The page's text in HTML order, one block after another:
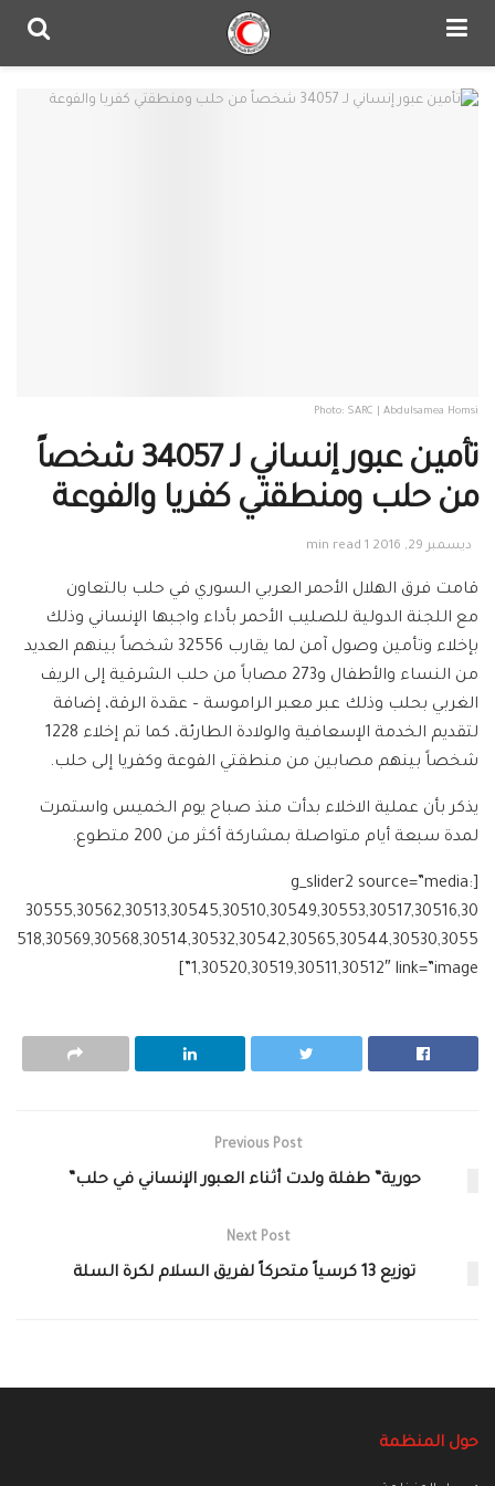
Photo: SARC | Abdulsamea Homsi
تأمين عبور إنساني لـ 34057 شخصاً
من حلب ومنطقتي كفريا والفوعة
ديسمبر 29, 2016 1 min read
قامت فرق الهلال الأحمر العربي السوري في حلب بالتعاون
مع اللجنة الدولية للصليب الأحمر بأداء واجبها الإنساني وذلك
بإخلاء وتأمين وصول آمن لما يقارب 32556 شخصاً بينهم العديد
من النساء والأطفال و273 مصاباً من حلب الشرقية إلى الريف
الغربي بحلب وذلك عبر معبر الراموسة – عقدة الرقة، إضافة
لتقديم الخدمة الإسعافية والولادة الطارئة، كما تم إخلاء 1228
شخصاً بينهم مصابين من منطقتي الفوعة وكفريا إلى حلب.
يذكر بأن عملية الاخلاء بدأت منذ صباح يوم الخميس واستمرت
لمدة سبعة أيام متواصلة بمشاركة أكثر من 200 متطوع.
[g_slider2 source=”media:
30555,30562,30513,30545,30510,30549,30553,30517,30516,30
518,30569,30568,30514,30532,30542,30565,30544,30530,3055
1,30520,30519,30511,30512″ link=”image”]
Previous Post
حورية” طفلة ولدت أثناء العبور الإنساني في حلب”
Next Post
توزيع 13 كرسياً متحركاً لفريق السلام لكرة السلة
حول المنظمة